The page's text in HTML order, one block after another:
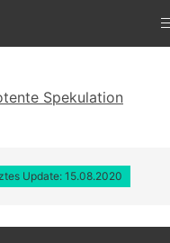
Spekulation
Update: 15.08.2020